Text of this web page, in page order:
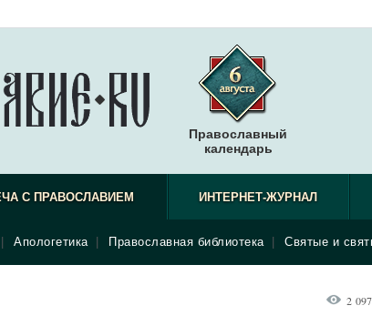
Православный
календарь
С ПРАВОСЛАВИЕМ
Апологетика Православная библиотека Святые и
ИНТЕРНЕТ-ЖУРНАЛ
2